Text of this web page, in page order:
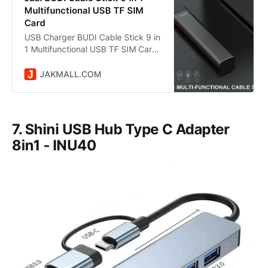
Multifunctional USB TF SIM
Card
USB Charger BUDI Cable Stick 9 in
1 Multifunctional USB TF SIM Card
Rp 125.800 dikirim dari DKI
JAKMALL.COM
7. Shini USB Hub Type C Adapter
8in1 - INU40